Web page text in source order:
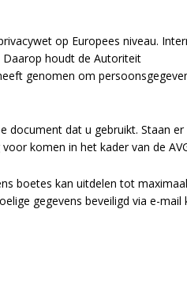
op Europees niveau.
houdt de Autoriteit
genomen om
document dat u gebruikt. Staan er
komen in het kader van de
boetes kan uitdelen tot
gegevens beveiligd via e-mail